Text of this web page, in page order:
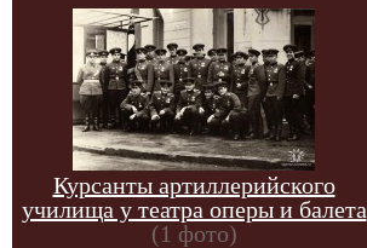
Курсанты артиллерийского
училища у театра оперы и балета
(1 фото)